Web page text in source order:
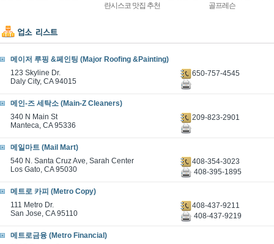
란시스코 맛집 추천
골프레슨
메이저 루핑 &페인팅 (Major Roofing &Painting)
123 Skyline Dr.
Daly City, CA 94015
650-757-4545
메인-즈 세탁소 (Main-Z Cleaners)
340 N Main St
Manteca, CA 95336
209-823-2901
메일마트 (Mail Mart)
540 N. Santa Cruz Ave, Sarah Center
Los Gato, CA 95030
408-354-3023
408-395-1895
메트로 카피 (Metro Copy)
111 Metro Dr.
San Jose, CA 95110
408-437-9211
408-437-9219
메트로금융 (Metro Financial)